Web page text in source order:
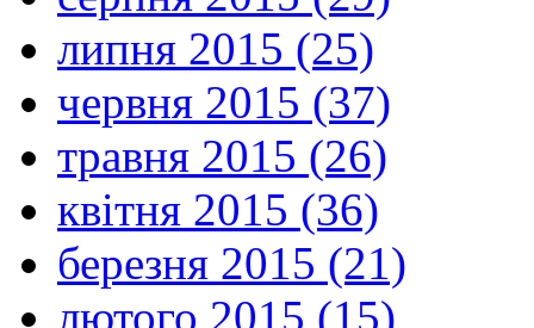
липня 2015 (25)
червня 2015 (37)
травня 2015 (26)
квітня 2015 (36)
березня 2015 (21)
лютого 2015 (15)